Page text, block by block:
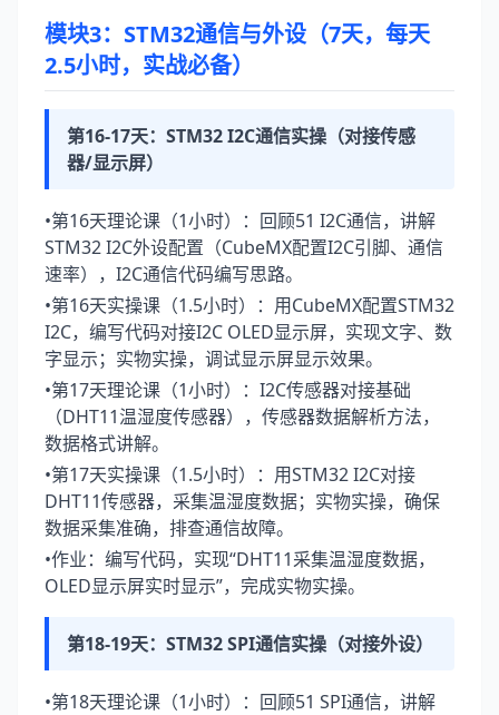
模块3：STM32通信与外设（7天，每天
2.5小时，实战必备）
第16-17天：STM32 I2C通信实操（对接传感
器/显示屏）
•第16天理论课（1小时）：回顾51 I2C通信，讲解
STM32 I2C外设配置（CubeMX配置I2C引脚、通信
速率），I2C通信代码编写思路。
•第16天实操课（1.5小时）：用CubeMX配置STM32
I2C，编写代码对接I2C OLED显示屏，实现文字、数
字显示；实物实操，调试显示屏显示效果。
•第17天理论课（1小时）：I2C传感器对接基础
（DHT11温湿度传感器），传感器数据解析方法，
数据格式讲解。
•第17天实操课（1.5小时）：用STM32 I2C对接
DHT11传感器，采集温湿度数据；实物实操，确保
数据采集准确，排查通信故障。
•作业：编写代码，实现“DHT11采集温湿度数据，
OLED显示屏实时显示”，完成实物实操。
第18-19天：STM32 SPI通信实操（对接外设）
•第18天理论课（1小时）：回顾51 SPI通信，讲解